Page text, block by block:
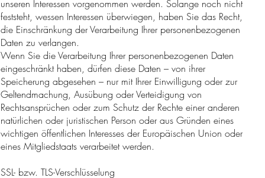
unseren Interessen vorgenommen werden. Solange noch nicht
feststeht, wessen Interessen überwiegen, haben Sie das Recht,
die Einschränkung der Verarbeitung Ihrer personenbezogenen
Daten zu verlangen.
Wenn Sie die Verarbeitung Ihrer personenbezogenen Daten
eingeschränkt haben, dürfen diese Daten – von ihrer
Speicherung abgesehen – nur mit Ihrer Einwilligung oder zur
Geltendmachung, Ausübung oder Verteidigung von
Rechtsansprüchen oder zum Schutz der Rechte einer anderen
natürlichen oder juristischen Person oder aus Gründen eines
wichtigen öffentlichen Interesses der Europäischen Union oder
eines Mitgliedstaats verarbeitet werden.
SSL- bzw. TLS-Verschlüsselung